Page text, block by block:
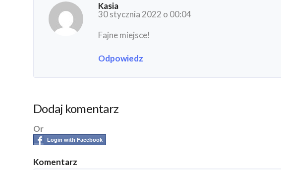
Kasia
30 stycznia 2022 o 00:04
Fajne miejsce!
Odpowiedz
Dodaj komentarz
Or
Login with Facebook
Komentarz